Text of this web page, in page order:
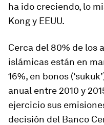
ha ido creciendo, lo
Kong y EEUU.
Cerca del 80% de los
islámicas están en
16%, en bonos
anual entre 2010 y
ejercicio sus
decisión del Banco